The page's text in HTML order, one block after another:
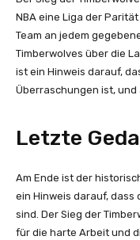
NBA eine Liga der
Team an jedem
Timberwolves über die
ist ein Hinweis darauf,
Überraschungen ist, und
Letzte
Am Ende ist der
ein Hinweis darauf, dass
sind. Der Sieg der
für die harte Arbeit und